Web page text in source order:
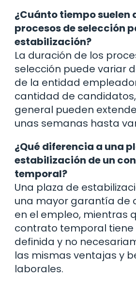
¿Cuánto tiempo suelen
procesos de selección
estabilización?
La duración de los
selección puede variar
de la entidad
cantidad de
general pueden
unas semanas hasta
¿Qué diferencia a una
estabilización de un
temporal?
Una plaza de
una mayor garantía de
en el empleo, mientras
contrato temporal tiene
definida y no
las mismas ventajas y
laborales.